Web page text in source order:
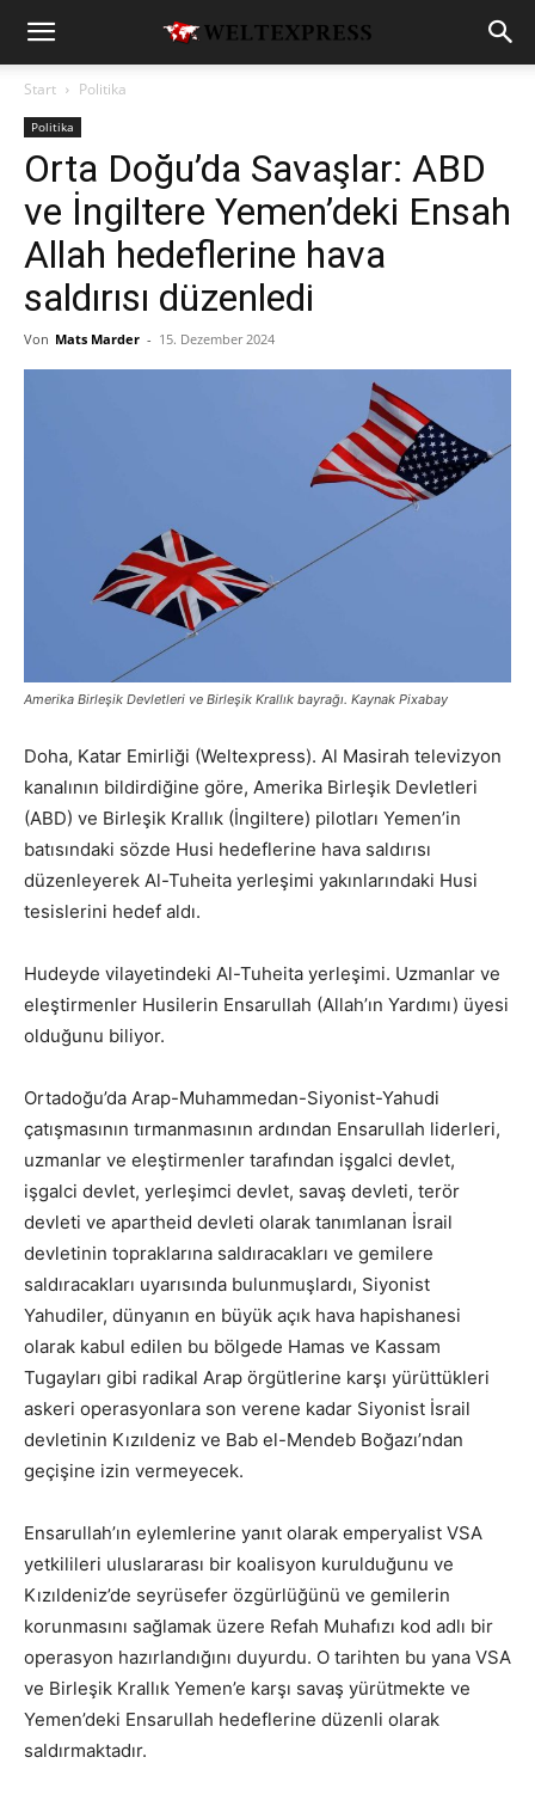
Start Politika
Politika
Orta Doğu’da Savaşlar: ABD
ve İngiltere Yemen’deki Ensah
Allah hedeflerine hava
saldırısı düzenledi
Von Mats Marder - 15. Dezember 2024
Amerika Birleşik Devletleri ve Birleşik Krallık bayrağı. Kaynak Pixabay
Doha, Katar Emirliği (Weltexpress). Al Masirah televizyon
kanalının bildirdiğine göre, Amerika Birleşik Devletleri
(ABD) ve Birleşik Krallık (İngiltere) pilotları Yemen’in
batısındaki sözde Husi hedeflerine hava saldırısı
düzenleyerek Al-Tuheita yerleşimi yakınlarındaki Husi
tesislerini hedef aldı.
Hudeyde vilayetindeki Al-Tuheita yerleşimi. Uzmanlar ve
eleştirmenler Husilerin Ensarullah (Allah’ın Yardımı) üyesi
olduğunu biliyor.
Ortadoğu’da Arap-Muhammedan-Siyonist-Yahudi
çatışmasının tırmanmasının ardından Ensarullah liderleri,
uzmanlar ve eleştirmenler tarafından işgalci devlet,
işgalci devlet, yerleşimci devlet, savaş devleti, terör
devleti ve apartheid devleti olarak tanımlanan İsrail
devletinin topraklarına saldıracakları ve gemilere
saldıracakları uyarısında bulunmuşlardı, Siyonist
Yahudiler, dünyanın en büyük açık hava hapishanesi
olarak kabul edilen bu bölgede Hamas ve Kassam
Tugayları gibi radikal Arap örgütlerine karşı yürüttükleri
askeri operasyonlara son verene kadar Siyonist İsrail
devletinin Kızıldeniz ve Bab el-Mendeb Boğazı’ndan
geçişine izin vermeyecek.
Ensarullah’ın eylemlerine yanıt olarak emperyalist VSA
yetkilileri uluslararası bir koalisyon kurulduğunu ve
Kızıldeniz’de seyrüsefer özgürlüğünü ve gemilerin
korunmasını sağlamak üzere Refah Muhafızı kod adlı bir
operasyon hazırlandığını duyurdu. O tarihten bu yana VSA
ve Birleşik Krallık Yemen’e karşı savaş yürütmekte ve
Yemen’deki Ensarullah hedeflerine düzenli olarak
saldırmaktadır.